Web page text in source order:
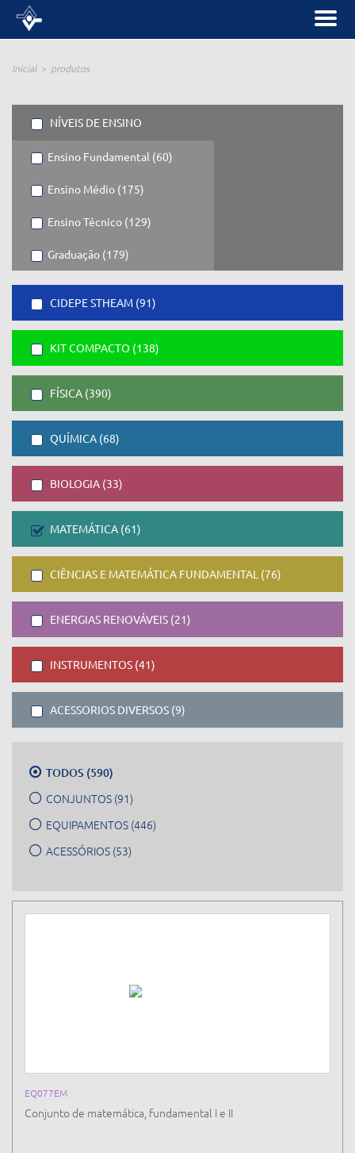
Inicial produtos
NÍVEIS DE ENSINO
Ensino Fundamental (60)
Ensino Médio (175)
Ensino Técnico (129)
Graduação (179)
CIDEPE STHEAM (91)
KIT COMPACTO (138)
FÍSICA (390)
QUÍMICA (68)
BIOLOGIA (33)
MATEMÁTICA (61)
CIÊNCIAS E MATEMÁTICA FUNDAMENTAL (76)
ENERGIAS RENOVÁVEIS (21)
INSTRUMENTOS (41)
ACESSORIOS DIVERSOS (9)
TODOS (590)
CONJUNTOS (91)
EQUIPAMENTOS (446)
ACESSÓRIOS (53)
EQ077EM
Conjunto de matemática, fundamental I e II